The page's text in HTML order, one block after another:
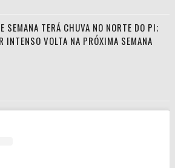
SEMANA TERÁ CHUVA NO NORTE DO PI;
INTENSO VOLTA NA PRÓXIMA SEMANA